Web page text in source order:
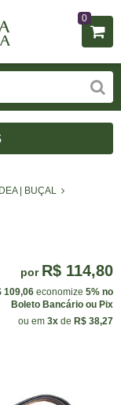
0
| BUÇAL
por R$ 114,80
109,06 economize 5% no
Boleto Bancário ou Pix
ou em 3x de R$ 38,27